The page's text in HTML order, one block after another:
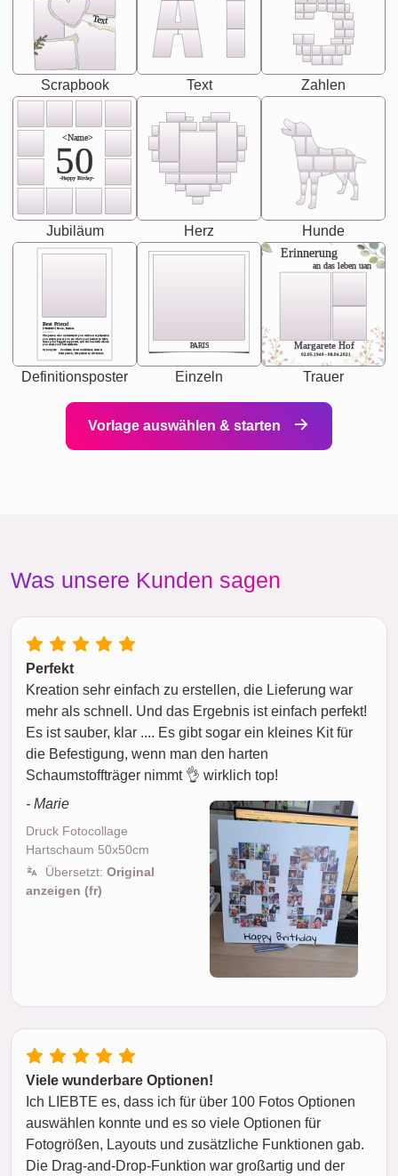
Text
Scrapbook Text Zahlen
<Name>
50
-Happy Birday-
Jubiläum Herz Hunde
Best Friend
[<NAME>] Noun, feminie
Synonyms: Soulmate, closet confidante, sister at
heart person, life partner in adventure.
The person who understands you without explanation
you accepts just as you are. She's your partner in life's,
chaos your biggest supporter, and the one with whom
you share your best memories.
Definitionsposter
PARIS
Einzeln
Erinnerung
an das leben uan
Margarete Hof
02.05.1940 - 08.04.2021
Trauer
Vorlage auswählen & starten
Was unsere Kunden sagen
Perfekt
Kreation sehr einfach zu erstellen, die Lieferung war
mehr als schnell. Und das Ergebnis ist einfach perfekt!
Es ist sauber, klar .... Es gibt sogar ein kleines Kit für
die Befestigung, wenn man den harten
Schaumstoffträger nimmt 👌 wirklich top!
- Marie
Druck Fotocollage
Hartschaum 50x50cm
Übersetzt: Original
anzeigen (fr)
Viele wunderbare Optionen!
Ich LIEBTE es, dass ich für über 100 Fotos Optionen
auswählen konnte und es so viele Optionen für
Fotogrößen, Layouts und zusätzliche Funktionen gab.
Die Drag-and-Drop-Funktion war großartig und der